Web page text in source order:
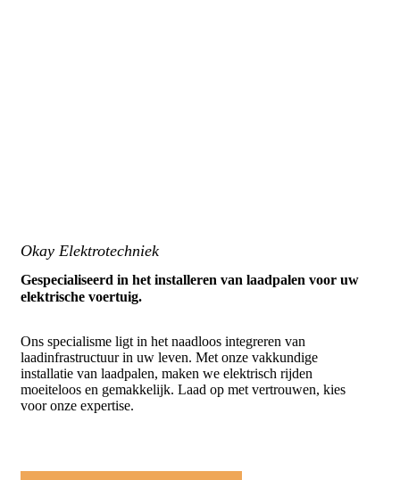
Okay Elektrotechniek
Gespecialiseerd in het installeren van laadpalen voor uw
elektrische voertuig.
Ons specialisme ligt in het naadloos integreren van
laadinfrastructuur in uw leven. Met onze vakkundige
installatie van laadpalen, maken we elektrisch rijden
moeiteloos en gemakkelijk. Laad op met vertrouwen, kies
voor onze expertise.